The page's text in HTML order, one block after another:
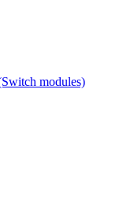
modules)